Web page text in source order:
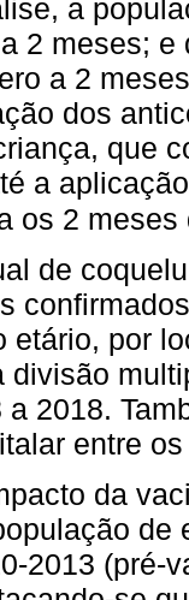
a
2 meses;
a 2
dos
que
a
os 2 meses
de
etário, por
divisão
2018.
entre
da
de
2013 (pré-